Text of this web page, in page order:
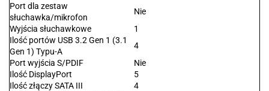
Port dla zestaw
słuchawka/mikrofon
Nie
Wyjścia słuchawkowe
1
Ilość portów USB 3.2 Gen 1 (3.1
Gen 1) Typu-A
4
Port wyjścia S/PDIF
Nie
Ilość DisplayPort
5
Ilość złączy SATA III
4